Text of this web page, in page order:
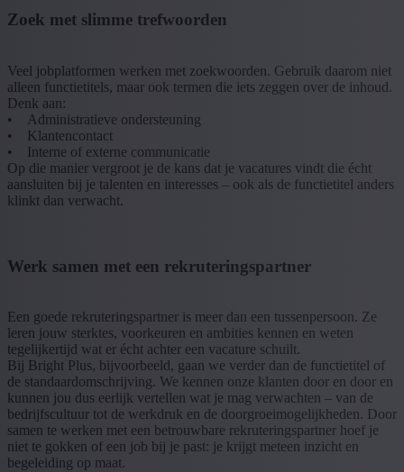
Zoek met slimme trefwoorden
Veel jobplatformen werken met zoekwoorden. Gebruik daarom niet
alleen functietitels, maar ook termen die iets zeggen over de inhoud.
Denk aan:
• Administratieve ondersteuning
• Klantencontact
• Interne of externe communicatie
Op die manier vergroot je de kans dat je vacatures vindt die écht
aansluiten bij je talenten en interesses – ook als de functietitel anders
klinkt dan verwacht.
Werk samen met een rekruteringspartner
Een goede rekruteringspartner is meer dan een tussenpersoon. Ze
leren jouw sterktes, voorkeuren en ambities kennen en weten
tegelijkertijd wat er écht achter een vacature schuilt.
Bij Bright Plus, bijvoorbeeld, gaan we verder dan de functietitel of
de standaardomschrijving. We kennen onze klanten door en door en
kunnen jou dus eerlijk vertellen wat je mag verwachten – van de
bedrijfscultuur tot de werkdruk en de doorgroeimogelijkheden. Door
samen te werken met een betrouwbare rekruteringspartner hoef je
niet te gokken of een job bij je past: je krijgt meteen inzicht en
begeleiding op maat.